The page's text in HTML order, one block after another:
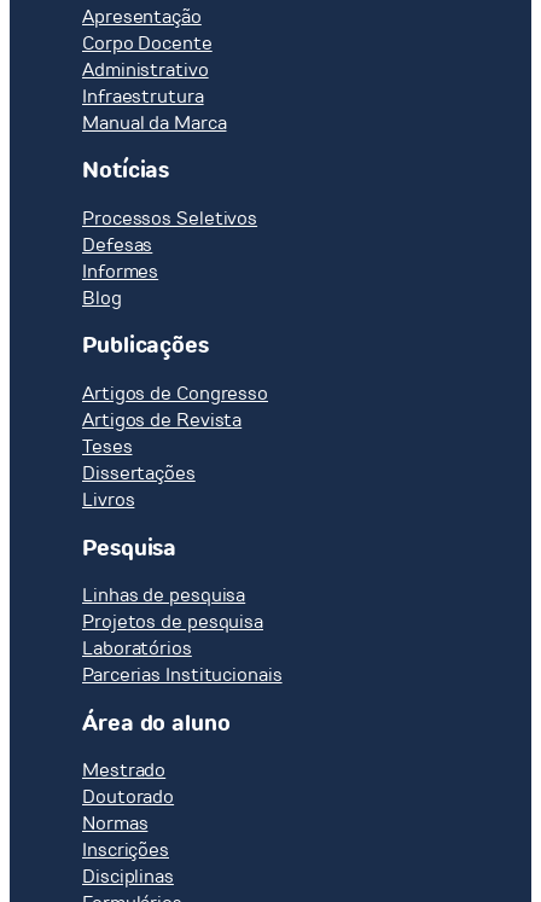
Apresentação
Corpo Docente
Administrativo
Infraestrutura
Manual da Marca
Notícias
Processos Seletivos
Defesas
Informes
Blog
Publicações
Artigos de Congresso
Artigos de Revista
Teses
Dissertações
Livros
Pesquisa
Linhas de pesquisa
Projetos de pesquisa
Laboratórios
Parcerias Institucionais
Área do aluno
Mestrado
Doutorado
Normas
Inscrições
Disciplinas